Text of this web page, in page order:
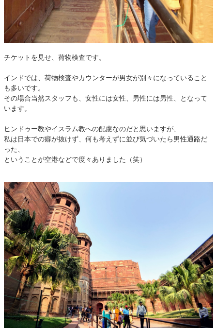
チケットを見せ、荷物検査です。
インドでは、荷物検査やカウンターが男女が別々になっていること
も多いです。
その場合当然スタッフも、女性には女性、男性には男性、となって
います。
ヒンドゥー教やイスラム教への配慮なのだと思いますが、
私は日本での癖が抜けず、何も考えずに並び気づいたら男性通路だ
った、
ということが空港などで度々ありました（笑）